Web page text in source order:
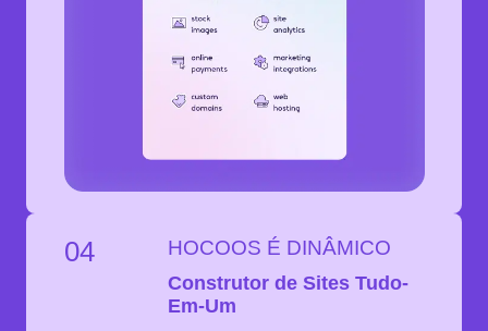
04 HOCOOS É DINÂMICO
Construtor de Sites Tudo-
Em-Um